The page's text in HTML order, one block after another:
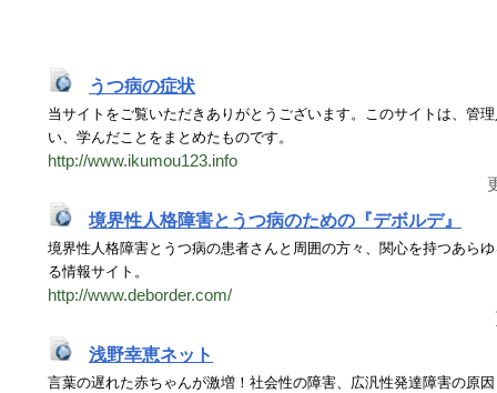
うつ病の症状
当サイトをご覧いただきありがとうございます。このサイトは、管
い、学んだことをまとめたものです。
http://www.ikumou123.info
境界性人格障害とうつ病のための『デボルデ』
境界性人格障害とうつ病の患者さんと周囲の方々、関心を持つあら
る情報サイト。
http://www.deborder.com/
浅野幸恵ネット
言葉の遅れた赤ちゃんが激増！社会性の障害、広汎性発達障害の原